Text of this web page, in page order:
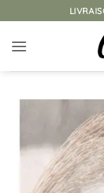
au
contenu